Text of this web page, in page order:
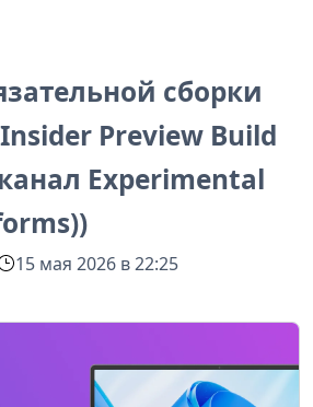
сборки
Preview Build
Experimental
15 мая 2026 в 22:25